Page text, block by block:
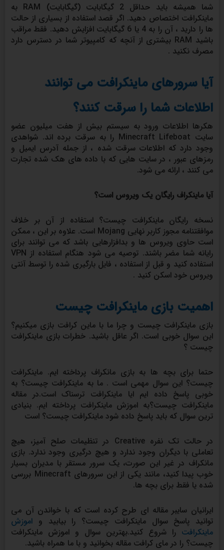
شما همیشه باید حداقل 2 گیگابایت (گیگابایت) RAM به
ماینکرافت اختصاص دهید. اگر قصد استفاده از بسیاری از حالت
ها را دارید ، آن را به 4 یا 6 گیگابایت افزایش دهید. فقط مراقب
باشید RAM بیشتری از آنچه که کامپیوتر شما در دسترس دارد
مصرف نکنید .
آیا سرورهای ماینکرافت می توانند
اطلاعات شما را سرقت کنند؟
هکرها اطلاعات ورود به سیستم بیش از هفت میلیون عضو
سایت Minecraft Lifeboat را به سرقت برده اند. شواهدی
وجود دارد که اطلاعات سرقت شده ، از جمله آدرس ایمیل و
رمزهای عبور ، در سایت هایی که با داده های هک شده تجارت
می کنند ، ارائه می شود.
آیا ماینکراف رایگان یک ویروس است؟
نسخه رایگان ماینکرافت چیست؟ استفاده از آن بر خلاف
موافقتنامه مجوز کاربر نهایی Mojang است. علاوه بر این ، ممکن
است حاوی ویروس ها و بدافزارهایی باشد که می توانند برای
رایانه شما مضر باشند. توصیه می شود هنگام استفاده از VPN
استفاده کنید و قبل از استفاده ، فایل بارگیری شده را توسط آنتی
ویروس خود اسکن کنید .
اهمیت بازی ماینکرافت چیست
بازی ماینکرافت چیست و چرا ما با ماین کرافت بازی میکنیم؟
این سوال خوبی است. اگر عاقل باشید. خطرات بازی ماینکرافت
چیست ؟
حتما برای بچه ها به بازی مانکراف پرداخته ایم. ماینکرافت
چیست؟ این سوال مهمی است . ما به ماینکرافت چیست؟ به
خوبی پاسخ داده ایم ایا ماینکرافت ترسناک است.در مقاله
ماینکرافت چیست؟به اموزش ماینکرافت پرداخته ایم. بنیادی
ترین سوال که باید پاسخ داده شود ماینکرافت چیست؟ است
در حالت تک نفره Creative در تنظیمات صلح آمیز، هیچ
تعاملی با دیگران وجود ندارد و هیچ درگیری وجود ندارد. بازی
مانکراف در غیر این صورت، یک سرور مستقر با مدیران بسیار
خوب پیدا کنید، مانند یکی از این سرورهای Minecraft بررسی
شده یا فقط برای بچه ها.
ایرانیان سایبر مقاله ای طرح کرده است که با خواندن آن می
توانید پاسخ سوال ماینکرافت چیست؟ را بیابید و اموزش
ماینکرافت را شروع کنید.بهترین سوال و اموزش ماینکرافت
چیست؟ را در مای کرافت مقاله بخوانید و با ما همراه باشید.